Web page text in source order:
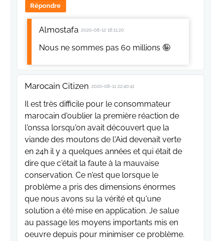
Répondre
Almostafa 2020-08-12 18:11:20
Nous ne sommes pas 60 millions 🤪
Marocain Citizen 2020-08-11 22:40:41
Il est très difficile pour le consommateur
marocain d'oublier la première réaction de
l'onssa lorsqu'on avait découvert que la
viande des moutons de l'Aid devenait verte
en 24h il y a quelques années et qui était de
dire que c'était la faute à la mauvaise
conservation. Ce n'est que lorsque le
problème a pris des dimensions énormes
que nous avons su la vérité et qu'une
solution a été mise en application. Je salue
au passage les moyens importants mis en
oeuvre depuis pour minimiser ce problème.